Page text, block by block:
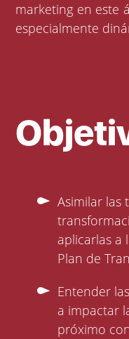
marketing en este
especialmente
Asimilar las
aplicarlas a
Plan de
Entender
a impactar
próximo